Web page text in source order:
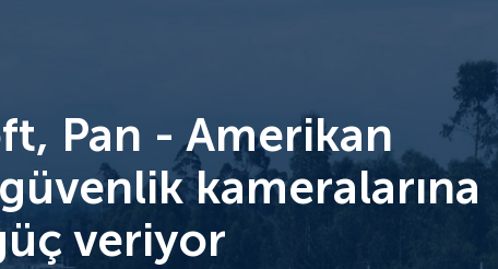
Pan - Amerikan
kameralarına
veriyor